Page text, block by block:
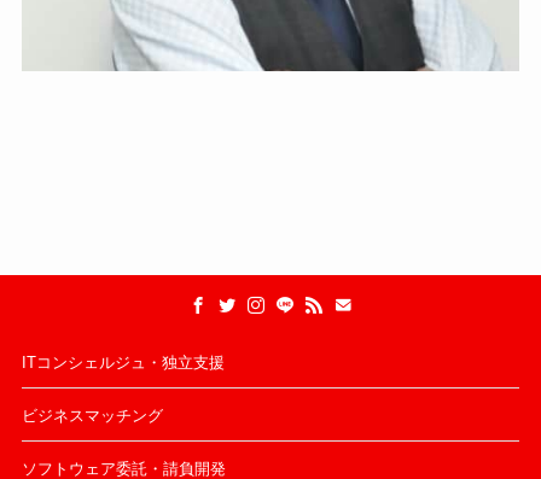
ITコンシェルジュ・独立支援
ビジネスマッチング
ソフトウェア委託・請負開発